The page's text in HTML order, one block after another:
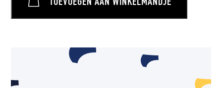
TOEVOEGEN AAN WINKELMANDJE